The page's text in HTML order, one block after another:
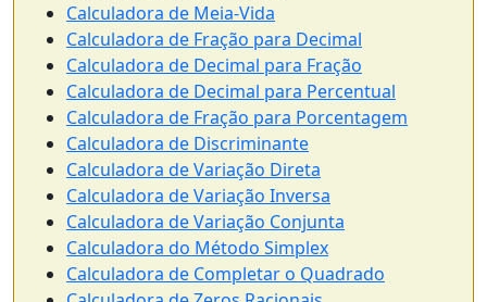
Calculadora de Meia-Vida
Calculadora de Fração para Decimal
Calculadora de Decimal para Fração
Calculadora de Decimal para Percentual
Calculadora de Fração para Porcentagem
Calculadora de Discriminante
Calculadora de Variação Direta
Calculadora de Variação Inversa
Calculadora de Variação Conjunta
Calculadora do Método Simplex
Calculadora de Completar o Quadrado